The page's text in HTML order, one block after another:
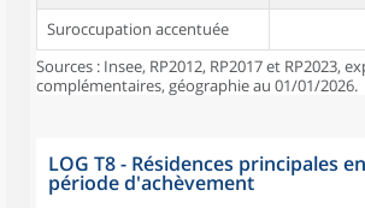
Suroccupation accentuée
Sources : Insee, RP2012, RP2017 et RP2023,
complémentaires, géographie au 01/01/2026.
LOG T8 - Résidences principales
période d'achèvement